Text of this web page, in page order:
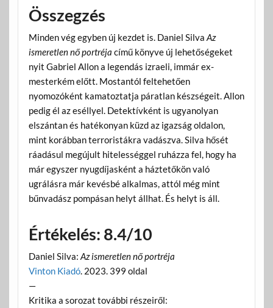
Összegzés
Minden vég egyben új kezdet is. Daniel Silva Az
ismeretlen nő portréja című könyve új lehetőségeket
nyit Gabriel Allon a legendás izraeli, immár ex-
mesterkém előtt. Mostantól feltehetően
nyomozóként kamatoztatja páratlan készségeit. Allon
pedig él az eséllyel. Detektívként is ugyanolyan
elszántan és hatékonyan küzd az igazság oldalon,
mint korábban terroristákra vadászva. Silva hősét
ráadásul megújult hitelességgel ruházza fel, hogy ha
már egyszer nyugdíjasként a háztetőkön való
ugrálásra már kevésbé alkalmas, attól még mint
bűnvadász pompásan helyt állhat. És helyt is áll.
Értékelés: 8.4/10
Daniel Silva: Az ismeretlen nő portréja
Vinton Kiadó. 2023. 399 oldal
—
Kritika a sorozat további részeiről: